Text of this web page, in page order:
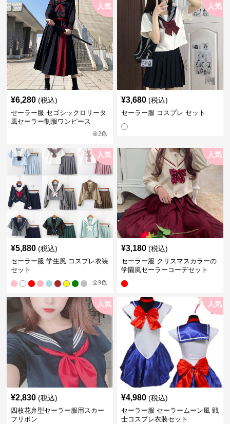
人気
¥6,280 (税込)
セーラー服 セゴシックロリータ
風セーラー制服ワンピース
全2色
人気
¥3,680 (税込)
セーラー服 コスプレ セット
人気
¥5,880 (税込)
セーラー服 学生風 コスプレ衣装
セット
全9色
人気
¥3,180 (税込)
セーラー服 クリスマスカラーの
学園風セーラーコーデセット
人気
¥2,830 (税込)
四枚花弁型セーラー服用スカー
フリボン
人気
¥4,980 (税込)
セーラー服 セーラームーン風 戦
士コスプレ衣装セット